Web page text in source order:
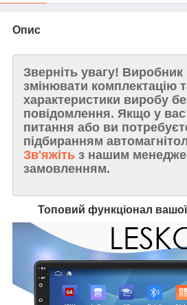
Опис
Зверніть увагу!
змінювати комплектацію
характеристики виробу
повідомлення. Якщо у
питання або ви
підбиранням
Зв'яжіть з нашим
замовленням.
Топовий функціонал